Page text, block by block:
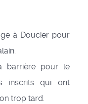
à Doucier pour
barrière pour le
inscrits qui ont
trop tard.